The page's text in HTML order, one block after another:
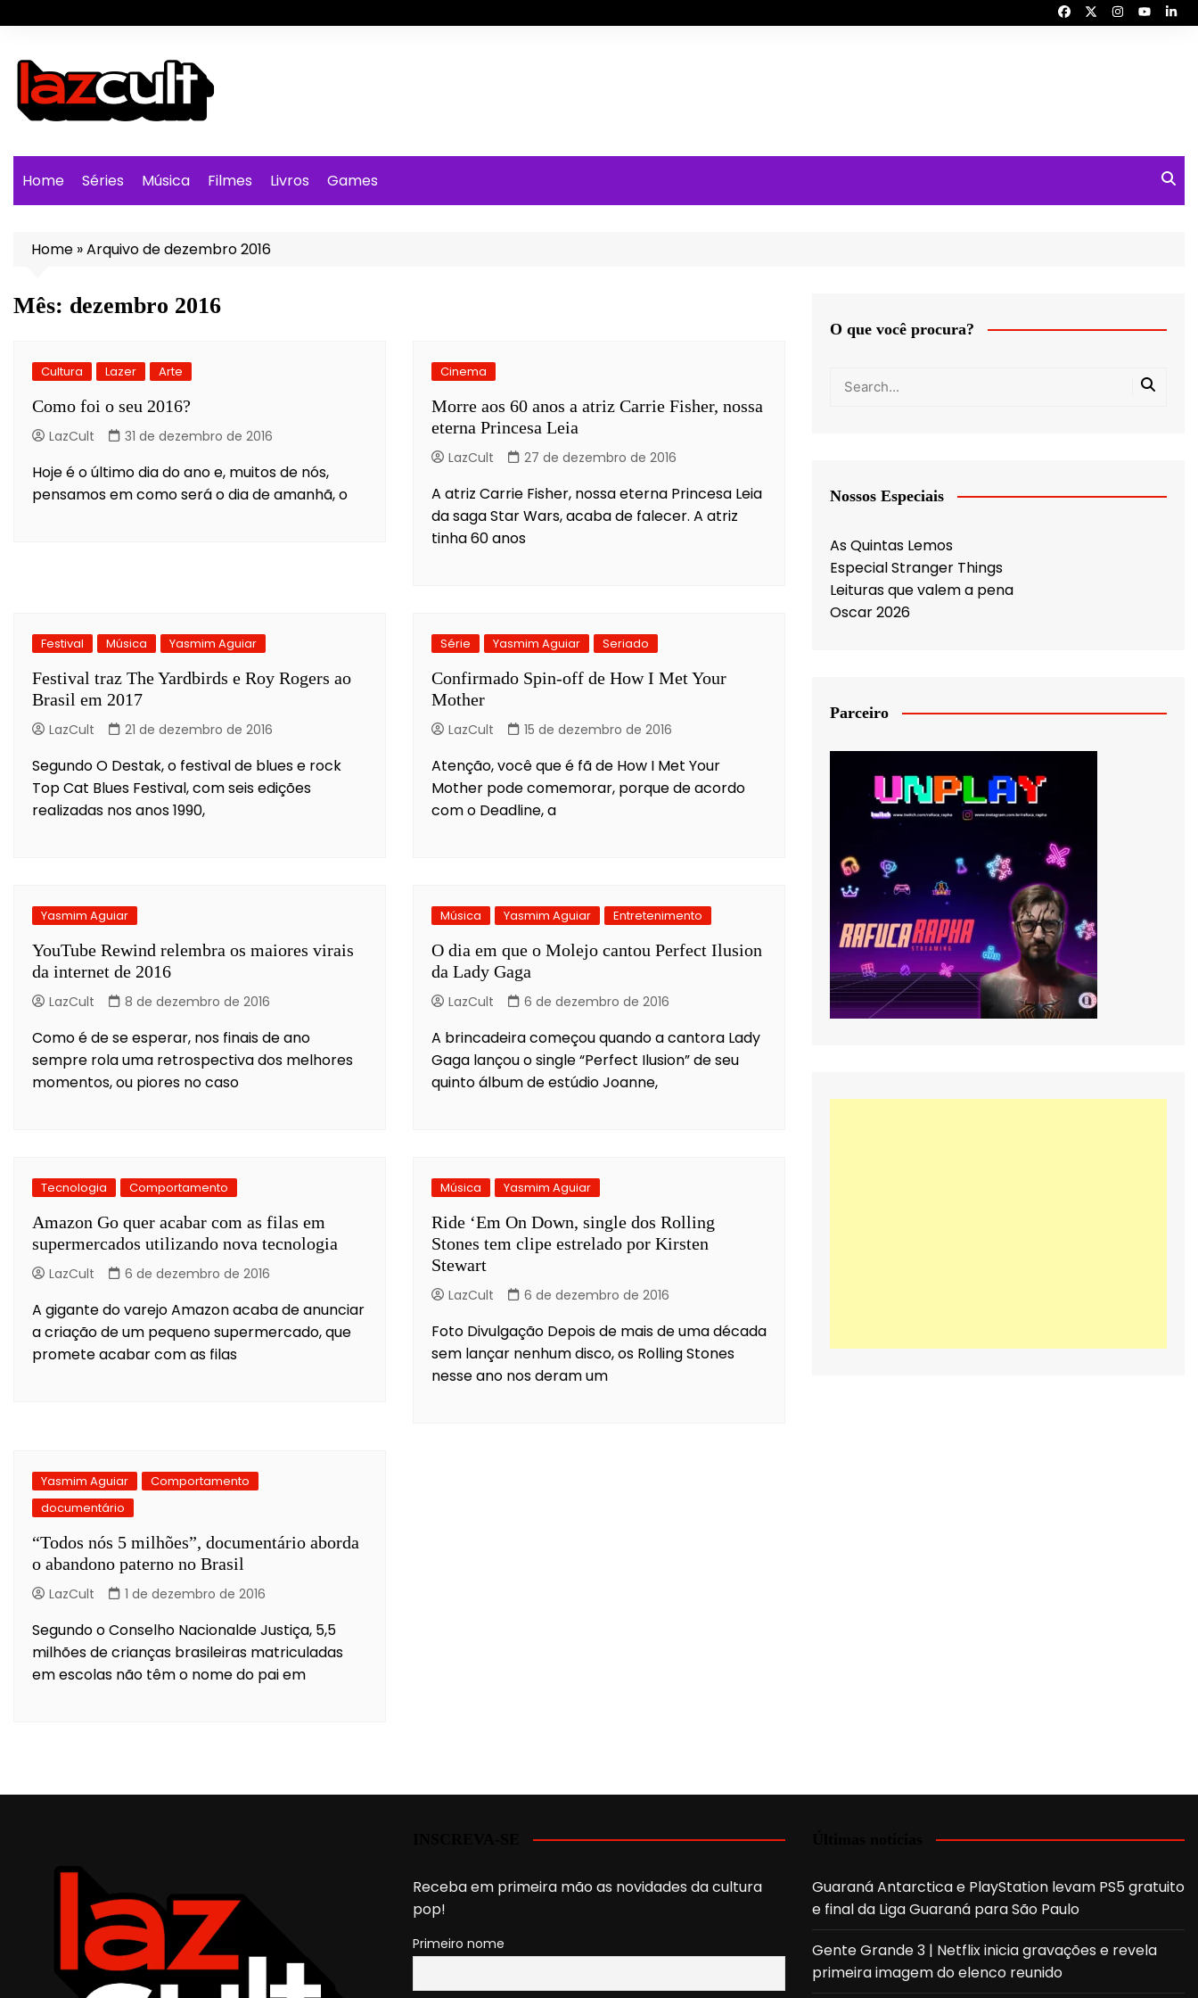
para
conteúdo
Home Séries Música Filmes Livros Games
Home »Arquivo de dezembro 2016
Mês: dezembro 2016
Cultura Lazer Arte
Como foi o seu 2016?
LazCult 31 de dezembro de 2016
Hoje é o último dia do ano e, muitos de nós,
pensamos em como será o dia de amanhã, o
Cinema
Morre aos 60 anos a atriz Carrie Fisher, nossa
eterna Princesa Leia
LazCult 27 de dezembro de 2016
A atriz Carrie Fisher, nossa eterna Princesa Leia
da saga Star Wars, acaba de falecer. A atriz
tinha 60 anos
Festival Música Yasmim Aguiar
Festival traz The Yardbirds e Roy Rogers ao
Brasil em 2017
LazCult 21 de dezembro de 2016
Segundo O Destak, o festival de blues e rock
Top Cat Blues Festival, com seis edições
realizadas nos anos 1990,
Série Yasmim Aguiar Seriado
Confirmado Spin-off de How I Met Your
Mother
LazCult 15 de dezembro de 2016
Atenção, você que é fã de How I Met Your
Mother pode comemorar, porque de acordo
com o Deadline, a
Yasmim Aguiar
YouTube Rewind relembra os maiores virais
da internet de 2016
LazCult 8 de dezembro de 2016
Como é de se esperar, nos finais de ano
sempre rola uma retrospectiva dos melhores
momentos, ou piores no caso
Música Yasmim Aguiar Entretenimento
O dia em que o Molejo cantou Perfect Ilusion
da Lady Gaga
LazCult 6 de dezembro de 2016
A brincadeira começou quando a cantora Lady
Gaga lançou o single “Perfect Ilusion” de seu
quinto álbum de estúdio Joanne,
Tecnologia Comportamento
Amazon Go quer acabar com as filas em
supermercados utilizando nova tecnologia
LazCult 6 de dezembro de 2016
A gigante do varejo Amazon acaba de anunciar
a criação de um pequeno supermercado, que
promete acabar com as filas
Música Yasmim Aguiar
Ride ‘Em On Down, single dos Rolling
Stones tem clipe estrelado por Kirsten
Stewart
LazCult 6 de dezembro de 2016
Foto Divulgação Depois de mais de uma década
sem lançar nenhum disco, os Rolling Stones
nesse ano nos deram um
Yasmim Aguiar
Comportamento
documentário
“Todos nós 5 milhões”, documentário aborda
o abandono paterno no Brasil
LazCult 1 de dezembro de 2016
Segundo o Conselho Nacionalde Justiça, 5,5
milhões de crianças brasileiras matriculadas
em escolas não têm o nome do pai em
O que você procura?
Nossos Especiais
As Quintas Lemos
Especial Stranger Things
Leituras que valem a pena
Oscar 2026
Parceiro
Receba em primeira mão as novidades da cultura
pop!
Primeiro nome
Guaraná Antarctica e PlayStation levam PS5 gratuito
e final da Liga Guaraná para São Paulo
Gente Grande 3 | Netflix inicia gravações e revela
primeira imagem do elenco reunido